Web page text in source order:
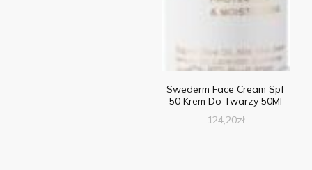
Swederm Face Cream Spf
50 Krem Do Twarzy 50Ml
124,20zł